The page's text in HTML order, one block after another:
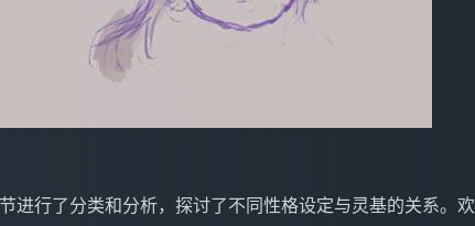
进行了分类和分析，探讨了不同性格设定与灵基的关系。欢